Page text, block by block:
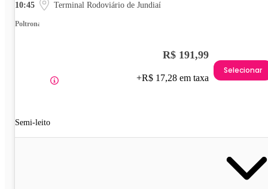
10:45 Terminal Rodoviário de Jundiaí
Poltrona
Semi-leito
R$ 191,99
+R$ 17,28 em taxa
Selecionar